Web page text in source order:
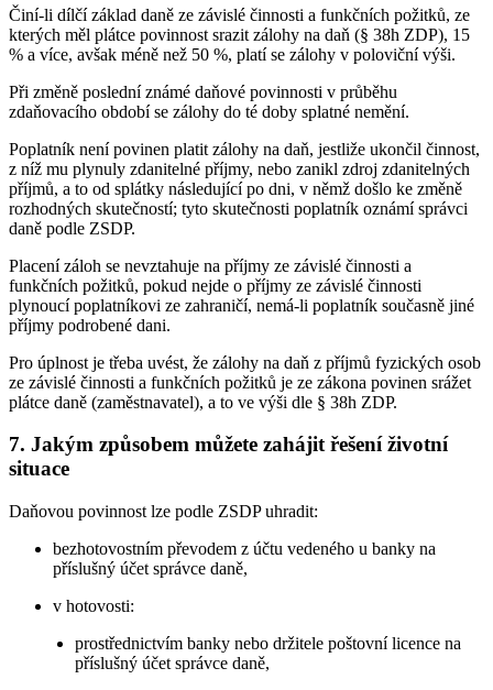
Činí-li dílčí základ daně ze závislé činnosti a funkčních požitků, ze
kterých měl plátce povinnost srazit zálohy na daň (§ 38h ZDP), 15
% a více, avšak méně než 50 %, platí se zálohy v poloviční výši.
Při změně poslední známé daňové povinnosti v průběhu
zdaňovacího období se zálohy do té doby splatné nemění.
Poplatník není povinen platit zálohy na daň, jestliže ukončil činnost,
z níž mu plynuly zdanitelné příjmy, nebo zanikl zdroj zdanitelných
příjmů, a to od splátky následující po dni, v němž došlo ke změně
rozhodných skutečností; tyto skutečnosti poplatník oznámí správci
daně podle ZSDP.
Placení záloh se nevztahuje na příjmy ze závislé činnosti a
funkčních požitků, pokud nejde o příjmy ze závislé činnosti
plynoucí poplatníkovi ze zahraničí, nemá-li poplatník současně jiné
příjmy podrobené dani.
Pro úplnost je třeba uvést, že zálohy na daň z příjmů fyzických osob
ze závislé činnosti a funkčních požitků je ze zákona povinen srážet
plátce daně (zaměstnavatel), a to ve výši dle § 38h ZDP.
7. Jakým způsobem můžete zahájit řešení životní
situace
Daňovou povinnost lze podle ZSDP uhradit:
bezhotovostním převodem z účtu vedeného u banky na
příslušný účet správce daně,
v hotovosti:
prostřednictvím banky nebo držitele poštovní licence na
příslušný účet správce daně,